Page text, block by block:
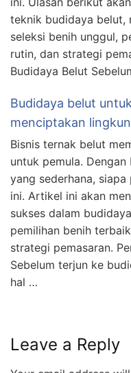
teknik budidaya belut,
seleksi benih unggul,
rutin, dan strategi
Budidaya Belut
Budidaya belut
menciptakan
Bisnis ternak belut
untuk pemula.
yang sederhana,
ini. Artikel ini akan
sukses dalam
pemilihan benih
strategi pemasaran.
Sebelum terjun ke
hal …
Leave a Reply